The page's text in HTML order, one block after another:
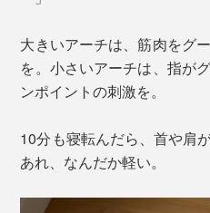
大きいアーチは、筋肉をグ
を。小さいアーチは、指が
ンポイントの刺激を。
10分も寝転んだら、首や肩
あれ、なんだか軽い。